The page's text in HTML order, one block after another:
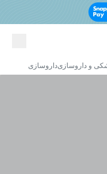
و داروسازیداروسازی